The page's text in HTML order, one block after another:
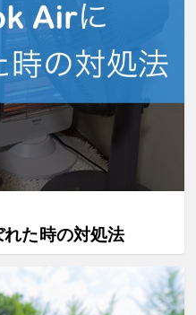
た時の対処法